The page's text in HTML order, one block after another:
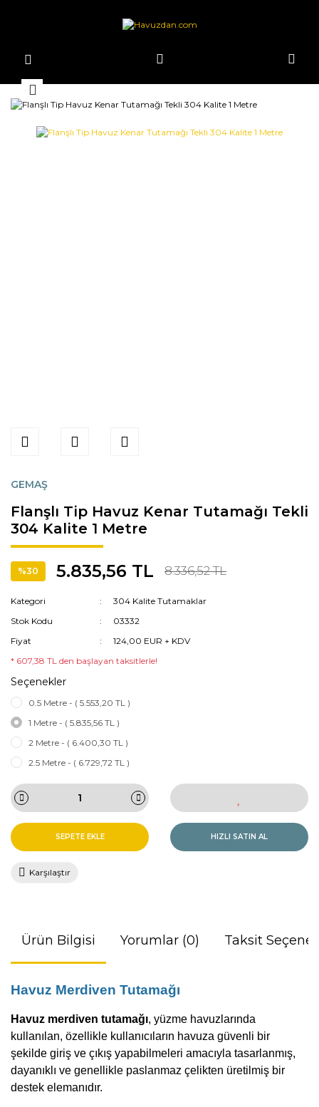
GEMAŞ
Flanşlı Tip Havuz Kenar Tutamağı Tekli
304 Kalite 1 Metre
%30 5.835,56 TL 8.336,52 TL
Kategori
304 Kalite Tutamaklar
Stok Kodu
03332
Fiyat
124,00 EUR + KDV
* 607,38 TL den başlayan taksitlerle!
Seçenekler
0.5 Metre - ( 5.553,20 TL )
1 Metre - ( 5.835,56 TL )
2 Metre - ( 6.400,30 TL )
2.5 Metre - ( 6.729,72 TL )
SEPETE EKLE HIZLI SATIN AL
Karşılaştır
Ürün Bilgisi Yorumlar (0) Taksit
Havuz Merdiven Tutamağı
Havuz merdiven tutamağı, yüzme havuzlarında
kullanılan, özellikle kullanıcıların havuza güvenli bir
şekilde giriş ve çıkış yapabilmeleri amacıyla tasarlanmış,
dayanıklı ve genellikle paslanmaz çelikten üretilmiş bir
destek elemanıdır.